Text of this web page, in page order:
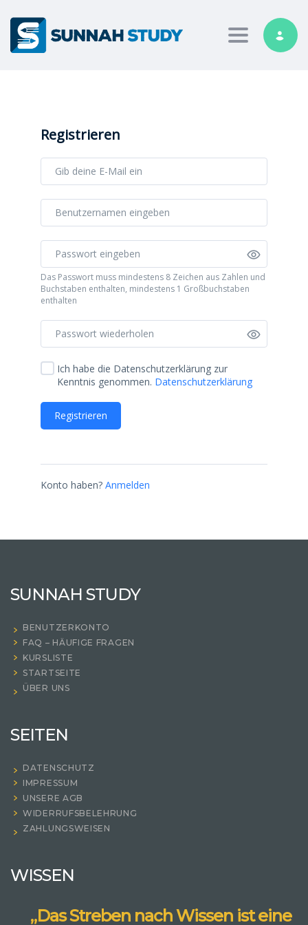
Toggle
Registrieren
Das Passwort muss mindestens 8 Zeichen aus Zahlen und
Buchstaben enthalten, mindestens 1 Großbuchstaben
enthalten
Ich habe die Datenschutzerklärung zur
Kenntnis genommen. Datenschutzerklärung
Registrieren
Konto haben? Anmelden
SUNNAH STUDY
BENUTZERKONTO
FAQ – HÄUFIGE FRAGEN
KURSLISTE
STARTSEITE
ÜBER UNS
SEITEN
DATENSCHUTZ
IMPRESSUM
UNSERE AGB
WIDERRUFSBELEHRUNG
ZAHLUNGSWEISEN
WISSEN
„Das Streben nach Wissen ist eine